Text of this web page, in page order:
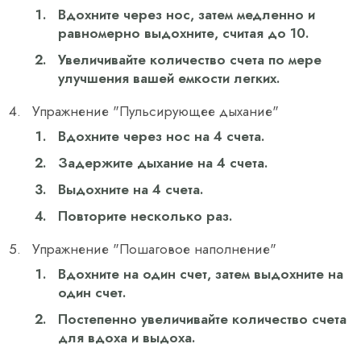
Вдохните через нос, затем медленно и
равномерно выдохните, считая до 10.
Увеличивайте количество счета по мере
улучшения вашей емкости легких.
Упражнение "Пульсирующее дыхание"
Вдохните через нос на 4 счета.
Задержите дыхание на 4 счета.
Выдохните на 4 счета.
Повторите несколько раз.
Упражнение "Пошаговое наполнение"
Вдохните на один счет, затем выдохните на
один счет.
Постепенно увеличивайте количество счета
для вдоха и выдоха.